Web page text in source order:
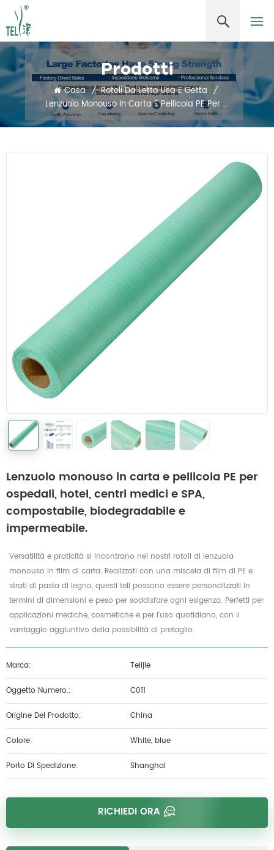
Prodotti
Casa / Rotoli Da Letto Usa E Getta /
Lenzuolo Monouso In Carta E Pellicola PE Per Ospedali, Hotel, Centri Medici E SPA, Compostabile, Biodegradabile E Impermeabile.
Lenzuolo monouso in carta e pellicola PE per
ospedali, hotel, centri medici e SPA,
compostabile, biodegradabile e
impermeabile.
Versatilità e praticità si incontrano nei nostri rotoli di lenzuola
monouso in film di carta. Realizzati con una miscela di film di PE e
strati di pasta di legno, questi teli possono essere personalizzati in
termini di dimensioni e peso per soddisfare ogni esigenza. Perfetti per
applicazioni mediche, cosmetiche e per l'uso quotidiano, con il
vantaggio aggiuntivo della possibilità di pretaglio.
Marca: Telijie
Oggetto Numero.: C011
Origine Del Prodotto: China
Colore: White, blue
Porto Di Spedizione: Shanghai
RICHIEDI ORA